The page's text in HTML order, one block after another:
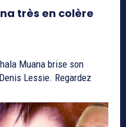
très en colère
Muana brise son
Lessie. Regardez